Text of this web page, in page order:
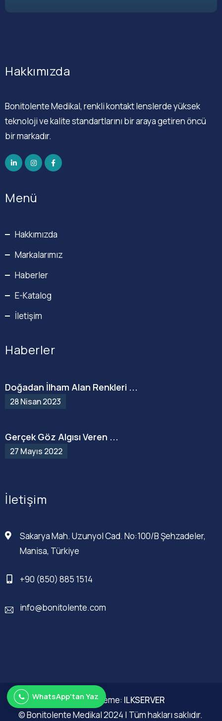
Hakkımızda
Bonitolente Medikal, renkli kontakt lenslerde yüksek
teknoloji ve kalite standartlarını bir araya getiren öncü
bir markadır.
Menü
Hakkımızda
Markalarımız
Haberler
E-Katalog
İletişim
Haberler
Doğadan İlham Alan Renkleri ...
28 Nisan 2023
Gerçek Göz Algısı Veren ...
27 Mayıs 2022
İletişim
Sakarya Mah. Uzunyol Cad. No:100/B Şehzadeler,
Manisa, Türkiye
+90 (850) 885 1514
info@bonitolente.com
Web Düzenleme: ILKSERVER
© Bonitolente Medikal 2024 | Tüm hakları saklıdır.
WhatsApp'tan Yaz